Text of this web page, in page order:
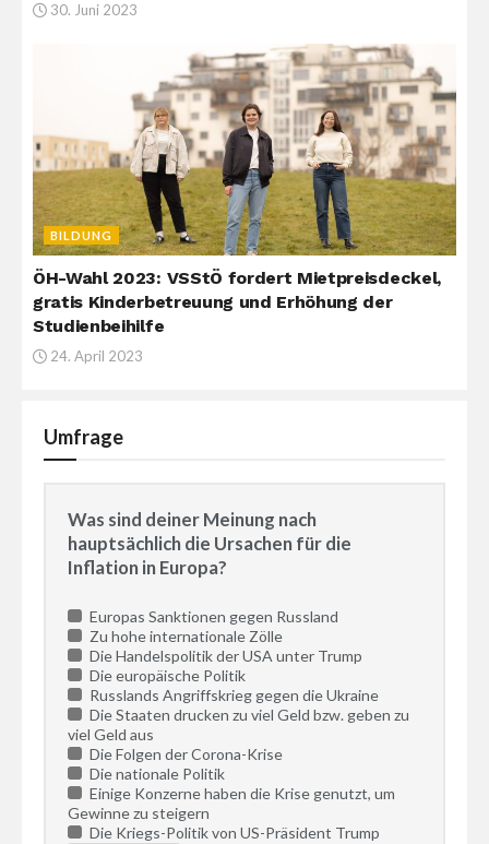
30. Juni 2023
BILDUNG
ÖH-Wahl 2023: VSStÖ fordert Mietpreisdeckel,
gratis Kinderbetreuung und Erhöhung der
Studienbeihilfe
24. April 2023
Umfrage
Was sind deiner Meinung nach
hauptsächlich die Ursachen für die
Inflation in Europa?
Europas Sanktionen gegen Russland
Zu hohe internationale Zölle
Die Handelspolitik der USA unter Trump
Die europäische Politik
Russlands Angriffskrieg gegen die Ukraine
Die Staaten drucken zu viel Geld bzw. geben zu
viel Geld aus
Die Folgen der Corona-Krise
Die nationale Politik
Einige Konzerne haben die Krise genutzt, um
Gewinne zu steigern
Die Kriegs-Politik von US-Präsident Trump